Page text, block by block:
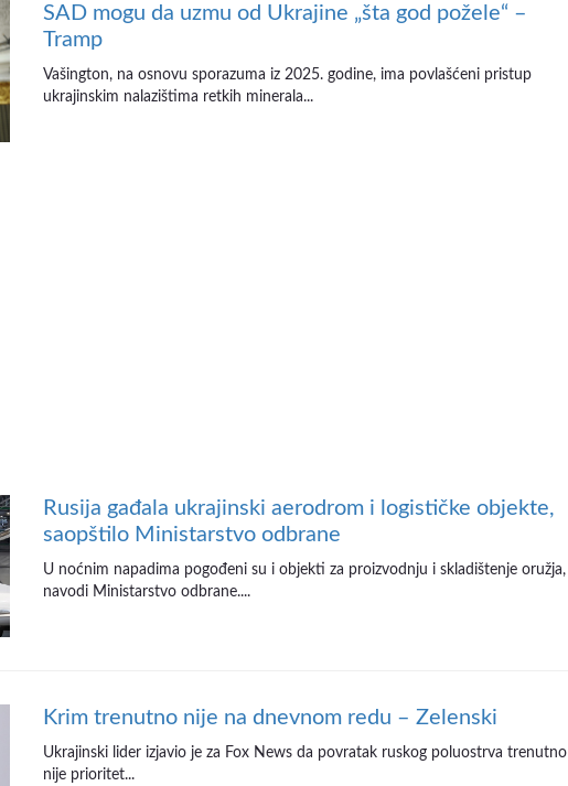
SAD mogu da uzmu od Ukrajine „šta god požele“ –
Tramp
Vašington, na osnovu sporazuma iz 2025. godine, ima povlašćeni pristup
ukrajinskim nalazištima retkih minerala...
Rusija gađala ukrajinski aerodrom i logističke objekte,
saopštilo Ministarstvo odbrane
U noćnim napadima pogođeni su i objekti za proizvodnju i skladištenje oružja,
navodi Ministarstvo odbrane....
Krim trenutno nije na dnevnom redu – Zelenski
Ukrajinski lider izjavio je za Fox News da povratak ruskog poluostrva trenutno
nije prioritet...